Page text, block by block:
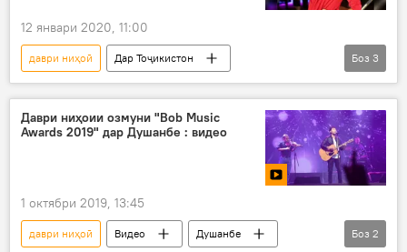
12 январи 2020, 11:00
даври ниҳоӣ
Дар Тоҷикистон
Ҳамаи хабарҳо
зебосанам озмун
Боз 3
Даври ниҳоии озмуни "Bob Music
Awards 2019" дар Душанбе : видео
1 октябри 2019, 13:45
даври ниҳоӣ Видео
Душанбе
Боз 2